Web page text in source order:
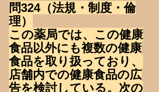
問324（法規・制度・倫
理）
この薬局では、この健康
食品以外にも複数の健康
食品を取り扱っており、
店舗内での健康食品の広
告を検討している。次の